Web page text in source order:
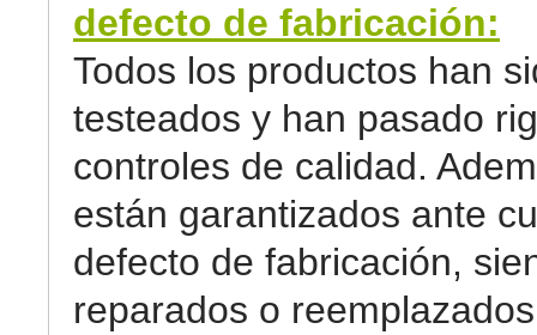
defecto de fabricación:
Todos los productos han
testeados y han pasado
controles de calidad.
están garantizados ante
defecto de fabricación,
reparados o